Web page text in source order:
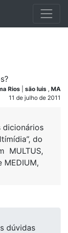
Rios são luis , MA
11 de julho de 2011
dicionários
do
MULTUS,
MEDIUM,
dúvidas